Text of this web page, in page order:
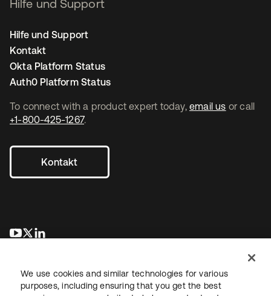
To connect with a product expert today, email us or call
+1-800-425-1267.
Kontakt
wird in einer neuen Registerkarte geöffnet
wird in einer neuen Registerkarte geöffnet
Hilfe und Support
Hilfe und Support
Kontakt
Okta Platform Status
Auth0 Platform Status
We use cookies and similar technologies for various
purposes, including ensuring that you get the best